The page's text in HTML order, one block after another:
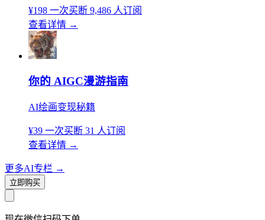
¥198 一次买断 9,486 人订阅
查看详情 →
你的 AIGC漫游指南
AI绘画变现秘籍
¥39 一次买断 31 人订阅
查看详情 →
更多AI专栏 →
立即购买